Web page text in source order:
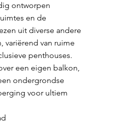
ontworpen
en de
uit diverse andere
variërend van ruime
penthouses.
een eigen balkon,
ondergrondse
voor ultiem